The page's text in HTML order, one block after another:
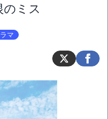
のミス
ラマ